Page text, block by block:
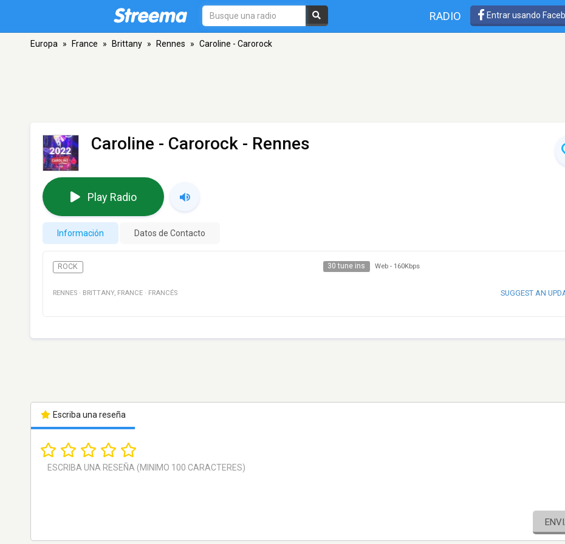
RADIO Entrar usando
Europa » France » Brittany » Rennes » Caroline - Carorock
Caroline - Carorock - Rennes
Play Radio
Información Datos de Contacto
ROCK 30 tune ins Web - 160Kbps
RENNES · BRITTANY, FRANCE · FRANCÉS SUGGEST AN
Escriba una reseña